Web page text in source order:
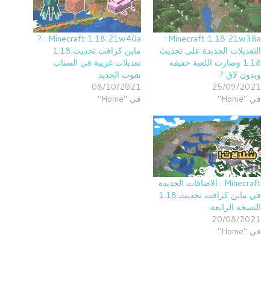
Minecraft 1.18 21w38a :
التعديلات الجدبدة على تحديث
1.18 وصارت اللعبة خفيفة
وبدون لاق ?
25/09/2021
في "Home"
Minecraft 1.18 21w40a : ?
ماين كرافت تحديث 1.18
تعديلات غريبة في السناب
شوت الجديد
08/10/2021
في "Home"
Minecraft : الاضافات الجديدة
في ماين كرافت تحديث 1.18
النسخة الرابعة
20/08/2021
في "Home"